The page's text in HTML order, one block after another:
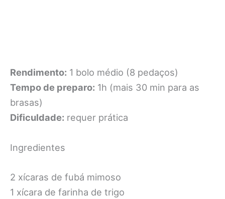
Rendimento: 1 bolo médio (8 pedaços)
Tempo de preparo: 1h (mais 30 min para as
brasas)
Dificuldade: requer prática
Ingredientes
2 xícaras de fubá mimoso
1 xícara de farinha de trigo